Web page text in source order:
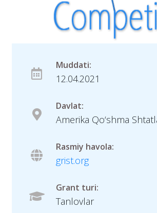
Muddati:
12.04.2021
Davlat:
Amerika Qo‘shma
Rasmiy havola:
grist.org
Grant turi:
Tanlovlar